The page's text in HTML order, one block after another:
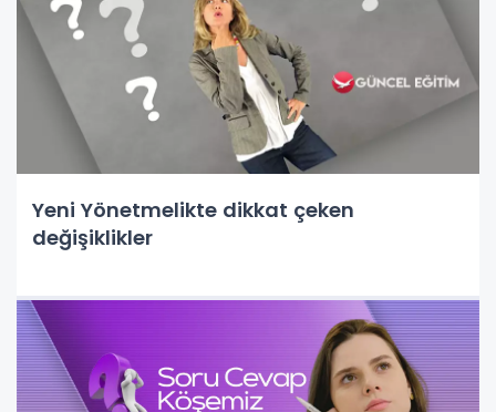
Yeni Yönetmelikte dikkat çeken
değişiklikler